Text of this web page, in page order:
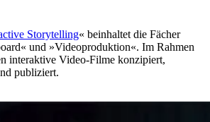
Storytelling« beinhaltet die Fächer
und »Videoproduktion«. Im Rahmen
interaktive Video-Filme konzipiert,
publiziert.